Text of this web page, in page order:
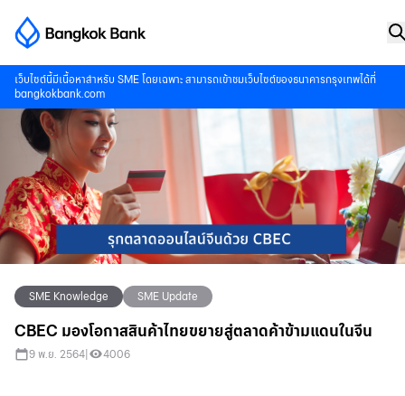
เว็บไซต์นี้มีเนื้อหาสำหรับ SME โดยเฉพาะ สามารถเข้าชมเว็บไซต์ของธนาคารกรุงเทพได้ที่
bangkokbank.com
SME Knowledge SME Update
CBEC มองโอกาสสินค้าไทยขยายสู่ตลาดค้าข้ามแดนในจีน
9 พ.ย. 2564 4006